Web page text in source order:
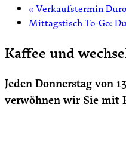
« Verkaufstermin
Mittagstisch To-Go:
Kaffee und
Jeden Donnerstag von
verwöhnen wir Sie mit